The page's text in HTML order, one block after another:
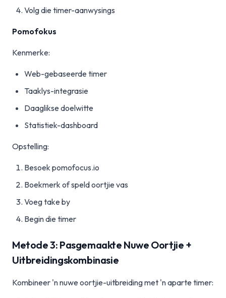
Volg die timer-aanwysings
Pomofokus
Kenmerke:
Web-gebaseerde timer
Taaklys-integrasie
Daaglikse doelwitte
Statistiek-dashboard
Opstelling:
Besoek pomofocus.io
Boekmerk of speld oortjie vas
Voeg take by
Begin die timer
Metode 3: Pasgemaakte Nuwe Oortjie +
Uitbreidingskombinasie
Kombineer 'n nuwe oortjie-uitbreiding met 'n aparte timer: